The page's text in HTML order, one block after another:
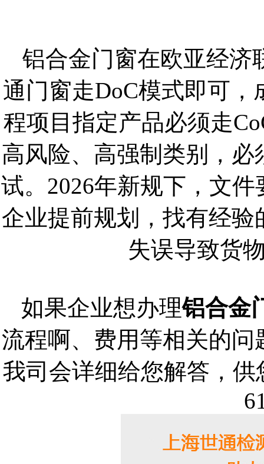
铝合金门窗在欧亚经济
通门窗走DoC模式即可
程项目指定产品必须走
高风险、高强制类别，
试。2026年新规下，文
企业提前规划，找有经
失误导致货
如果企业想办理铝合金
流程啊、费用等相关的
我司会详细给您解答，